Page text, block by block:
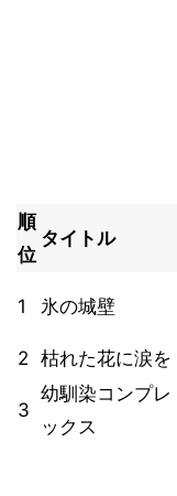
順
位
タイトル
1 氷の城壁
2 枯れた花に涙を
3
幼馴染コンプレ
ックス